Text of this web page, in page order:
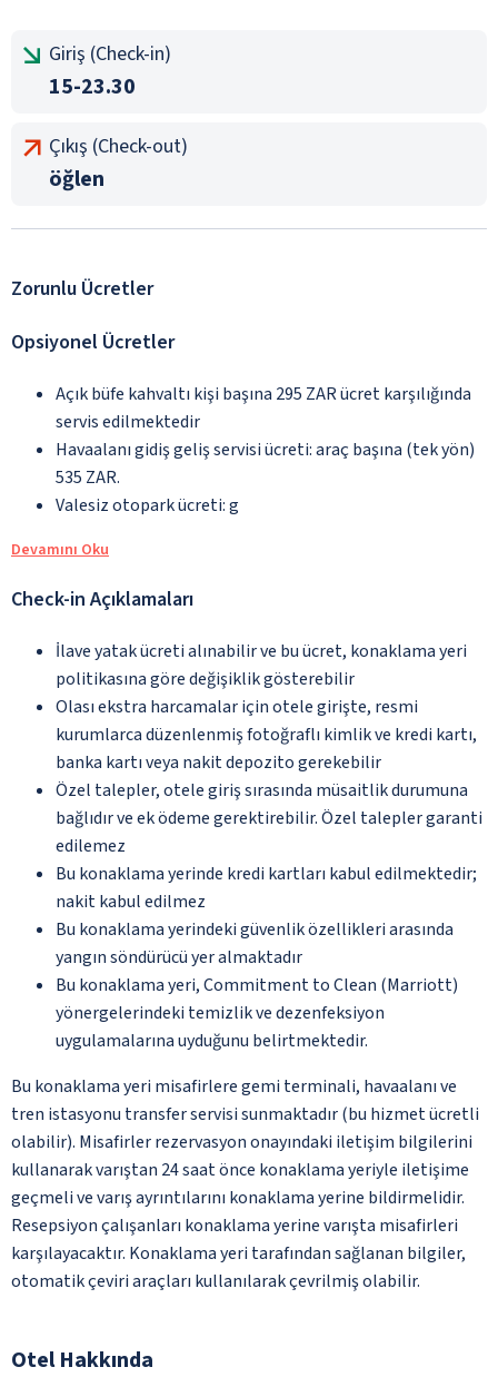
Giriş (Check-in)
15-23.30
Çıkış (Check-out)
öğlen
Zorunlu Ücretler
Opsiyonel Ücretler
Açık büfe kahvaltı kişi başına 295 ZAR ücret karşılığında
servis edilmektedir
Havaalanı gidiş geliş servisi ücreti: araç başına (tek yön)
535 ZAR.
Valesiz otopark ücreti: g
Devamını Oku
Check-in Açıklamaları
İlave yatak ücreti alınabilir ve bu ücret, konaklama yeri
politikasına göre değişiklik gösterebilir
Olası ekstra harcamalar için otele girişte, resmi
kurumlarca düzenlenmiş fotoğraflı kimlik ve kredi kartı,
banka kartı veya nakit depozito gerekebilir
Özel talepler, otele giriş sırasında müsaitlik durumuna
bağlıdır ve ek ödeme gerektirebilir. Özel talepler garanti
edilemez
Bu konaklama yerinde kredi kartları kabul edilmektedir;
nakit kabul edilmez
Bu konaklama yerindeki güvenlik özellikleri arasında
yangın söndürücü yer almaktadır
Bu konaklama yeri, Commitment to Clean (Marriott)
yönergelerindeki temizlik ve dezenfeksiyon
uygulamalarına uyduğunu belirtmektedir.
Bu konaklama yeri misafirlere gemi terminali, havaalanı ve
tren istasyonu transfer servisi sunmaktadır (bu hizmet ücretli
olabilir). Misafirler rezervasyon onayındaki iletişim bilgilerini
kullanarak varıştan 24 saat önce konaklama yeriyle iletişime
geçmeli ve varış ayrıntılarını konaklama yerine bildirmelidir.
Resepsiyon çalışanları konaklama yerine varışta misafirleri
karşılayacaktır. Konaklama yeri tarafından sağlanan bilgiler,
otomatik çeviri araçları kullanılarak çevrilmiş olabilir.
Otel Hakkında